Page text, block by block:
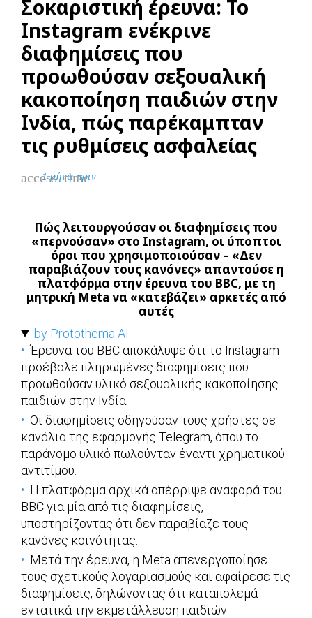
Σοκαριστική έρευνα: Το
Instagram ενέκρινε
διαφημίσεις που
προωθούσαν σεξουαλική
κακοποίηση παιδιών στην
Ινδία, πώς παρέκαμπταν
τις ρυθμίσεις ασφαλείας
access_time
1 μήνα πριν
Πώς λειτουργούσαν οι διαφημίσεις που
«περνούσαν» στο Instagram, οι ύποπτοι
όροι που χρησιμοποιούσαν – «Δεν
παραβιάζουν τους κανόνες» απαντούσε η
πλατφόρμα στην έρευνα του BBC, με τη
μητρική Meta να «κατεβάζει» αρκετές από
αυτές
by Protothema AI
Έρευνα του BBC αποκάλυψε ότι το Instagram
προέβαλε πληρωμένες διαφημίσεις που
προωθούσαν υλικό σεξουαλικής κακοποίησης
παιδιών στην Ινδία.
Οι διαφημίσεις οδηγούσαν τους χρήστες σε
κανάλια της εφαρμογής Telegram, όπου το
παράνομο υλικό πωλούνταν έναντι χρηματικού
αντιτίμου.
Η πλατφόρμα αρχικά απέρριψε αναφορά του
BBC για μία από τις διαφημίσεις,
υποστηρίζοντας ότι δεν παραβίαζε τους
κανόνες κοινότητας.
Μετά την έρευνα, η Meta απενεργοποίησε
τους σχετικούς λογαριασμούς και αφαίρεσε τις
διαφημίσεις, δηλώνοντας ότι καταπολεμά
εντατικά την εκμετάλλευση παιδιών.